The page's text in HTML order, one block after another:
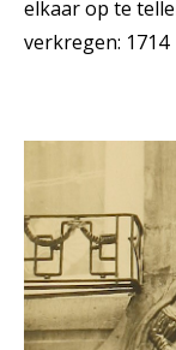
elkaar op te
verkregen: 1714